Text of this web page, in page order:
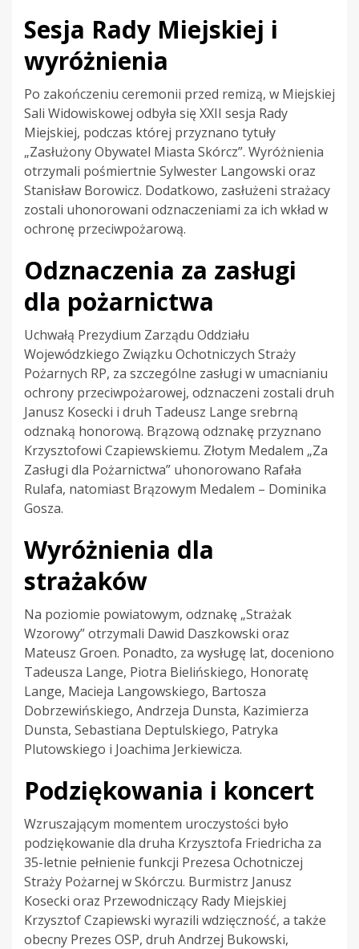
Sesja Rady Miejskiej i
wyróżnienia
Po zakończeniu ceremonii przed remizą, w Miejskiej
Sali Widowiskowej odbyła się XXII sesja Rady
Miejskiej, podczas której przyznano tytuły
„Zasłużony Obywatel Miasta Skórcz”. Wyróżnienia
otrzymali pośmiertnie Sylwester Langowski oraz
Stanisław Borowicz. Dodatkowo, zasłużeni strażacy
zostali uhonorowani odznaczeniami za ich wkład w
ochronę przeciwpożarową.
Odznaczenia za zasługi
dla pożarnictwa
Uchwałą Prezydium Zarządu Oddziału
Wojewódzkiego Związku Ochotniczych Straży
Pożarnych RP, za szczególne zasługi w umacnianiu
ochrony przeciwpożarowej, odznaczeni zostali druh
Janusz Kosecki i druh Tadeusz Lange srebrną
odznaką honorową. Brązową odznakę przyznano
Krzysztofowi Czapiewskiemu. Złotym Medalem „Za
Zasługi dla Pożarnictwa” uhonorowano Rafała
Rulafa, natomiast Brązowym Medalem – Dominika
Gosza.
Wyróżnienia dla
strażaków
Na poziomie powiatowym, odznakę „Strażak
Wzorowy” otrzymali Dawid Daszkowski oraz
Mateusz Groen. Ponadto, za wysługę lat, doceniono
Tadeusza Lange, Piotra Bielińskiego, Honoratę
Lange, Macieja Langowskiego, Bartosza
Dobrzewińskiego, Andrzeja Dunsta, Kazimierza
Dunsta, Sebastiana Deptulskiego, Patryka
Plutowskiego i Joachima Jerkiewicza.
Podziękowania i koncert
Wzruszającym momentem uroczystości było
podziękowanie dla druha Krzysztofa Friedricha za
35-letnie pełnienie funkcji Prezesa Ochotniczej
Straży Pożarnej w Skórczu. Burmistrz Janusz
Kosecki oraz Przewodniczący Rady Miejskiej
Krzysztof Czapiewski wyrazili wdzięczność, a także
obecny Prezes OSP, druh Andrzej Bukowski,